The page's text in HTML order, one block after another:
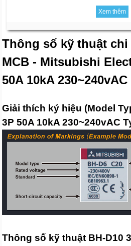
Xem thêm
Thông số kỹ thuật chi
MCB - Mitsubishi
50A 10kA
Giải thích ký hiệu (Model
3P 50A 10kA 230~240vAC
Thông số kỹ thuật BH-D10